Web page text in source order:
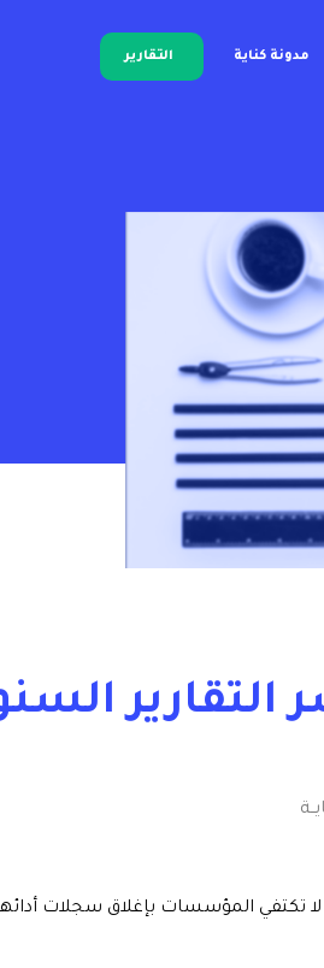
مدونة كناية التقارير
التقارير
المحتوى الرقمي تُقدَّر قيمتُه بنحو (32.28 مليار دولار أمريكي)، لا تكتفي